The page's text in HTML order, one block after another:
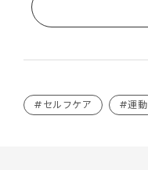
#セルフケア #運動